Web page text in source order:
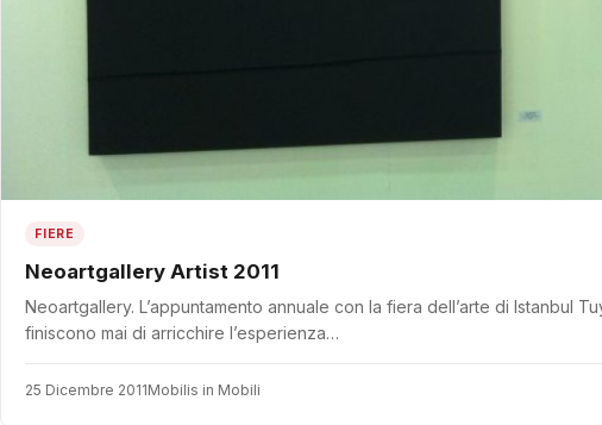
FIERE
Neoartgallery Artist 2011
Neoartgallery. L’appuntamento annuale con la fiera dell’arte di Istanbul
finiscono mai di arricchire l’esperienza…
25 Dicembre 2011Mobilis in Mobili